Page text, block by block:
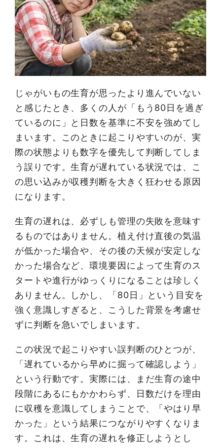
じゃがいもの生育が思ったより進んでいない
と感じたとき、多くの人が「もう80日を過ぎ
ているのに」と日数を基準に不安を強めてし
まいます。このときに起こりやすいのが、実
際の状態よりも数字を優先して判断してしま
う誤りです。生育が遅れている状況では、こ
の思い込みが収穫判断を大きく狂わせる原因
になります。
生育の遅れは、必ずしも管理の失敗を意味す
るものではありません。植え付け直後の気温
が低かった場合や、その後の天候が安定しな
かった場合など、環境要因によって生育のス
タートや進行がゆっくりになることは珍しく
ありません。しかし、「80日」という目安を
強く意識しすぎると、こうした背景を考慮せ
ずに判断を急いでしまいます。
この状況で起こりやすい誤判断のひとつが、
「遅れているから早めに掘って確認しよう」
という行動です。実際には、まだ生育の途中
段階にあるにもかかわらず、日数だけを理由
に収穫を意識してしまうことで、「やはり早
かった」という結果につながりやすくなりま
す。これは、生育の遅れを修正しようとし